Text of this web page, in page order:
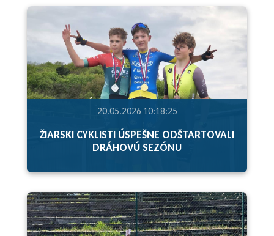
20.05.2026 10:18:25
ŽIARSKI CYKLISTI ÚSPEŠNE ODŠTARTOVALI
DRÁHOVÚ SEZÓNU